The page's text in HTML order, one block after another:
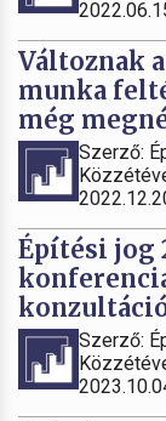
Változnak
munka
még
Szerző:
Építési jog
Szerző: